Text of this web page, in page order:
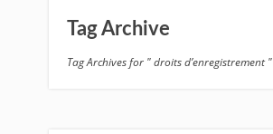
Tag Archive
Tag Archives for " droits d’enregistrement "